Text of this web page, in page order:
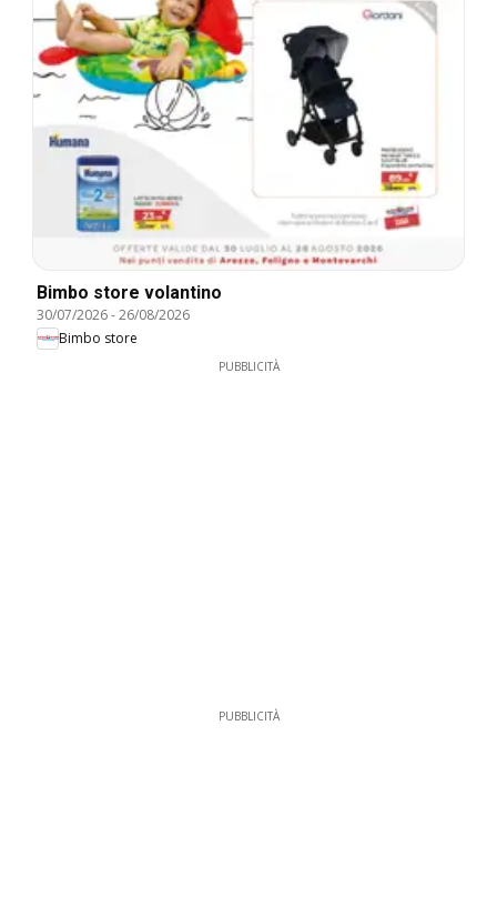
Bimbo store volantino
30/07/2026-26/08/2026
Bimbo store
PUBBLICITÀ
PUBBLICITÀ